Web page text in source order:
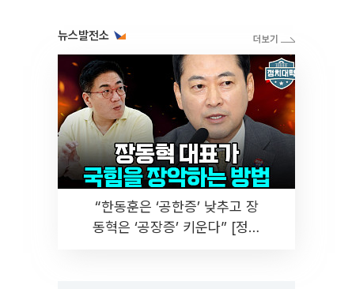
뉴스발전소
“한동훈은 ‘공한증’ 낮추고 장
동혁은 ‘공장증’ 키운다” [정치